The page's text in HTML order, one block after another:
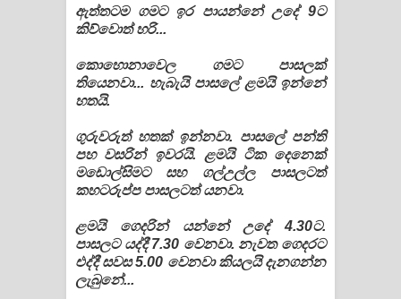
ඇත්තටම ගමට ඉර පායන්නේ උදේ 9ට
කිව්වොත් හරි...
කොහොනාවෙල ගමට පාසලක්
තියෙනවා... හැබැයි පාසලේ ළමයි ඉන්නේ
හතයි.
ගුරුවරුත් හතක් ඉන්නවා. පාසලේ පන්ති
පහ වසරින් ඉවරයි. ළමයි ටික දෙනෙක්
මඩොල්සිමට සහ ගල්උල්ල පාසලටත්
කහටරුප්ප පාසලටත් යනවා.
ළමයි ගෙදරින් යන්නේ උදේ 4.30ට.
පාසලට යද්දී 7.30 වෙනවා. නැවත ගෙදරට
එද්දී සවස 5.00 වෙනවා කියලයි දැනගන්න
ලැබුනේ...